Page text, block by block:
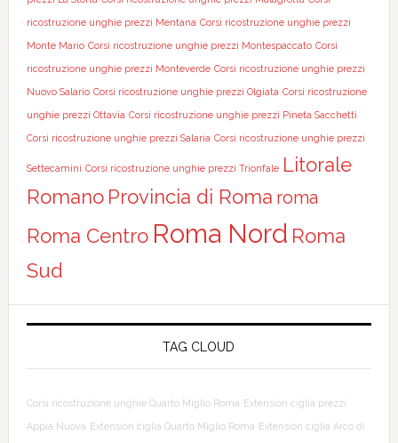
ricostruzione unghie prezzi Mentana Corsi ricostruzione unghie prezzi
Monte Mario Corsi ricostruzione unghie prezzi Montespaccato Corsi
ricostruzione unghie prezzi Monteverde Corsi ricostruzione unghie prezzi
Nuovo Salario Corsi ricostruzione unghie prezzi Olgiata Corsi ricostruzione
unghie prezzi Ottavia Corsi ricostruzione unghie prezzi Pineta Sacchetti
Corsi ricostruzione unghie prezzi Salaria Corsi ricostruzione unghie prezzi
Settecamini Corsi ricostruzione unghie prezzi Trionfale Litorale
Romano Provincia di Roma roma
Roma Centro Roma Nord Roma
Sud
TAG CLOUD
Corsi ricostruzione unghie Quarto Miglio Roma Extension ciglia prezzi
Appia Nuova Extension ciglia Quarto Miglio Roma Extension ciglia Arco di